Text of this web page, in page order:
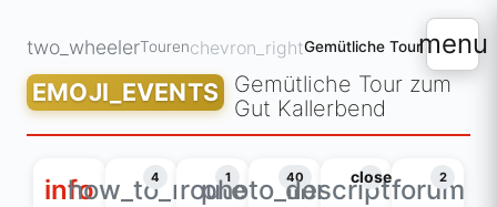
menu
two_wheelerTourenchevron_rightGemütliche Tour zum Gut
EMOJI_EVENTS
Gemütliche Tour zum
Gut Kallerbend
infohow_to_reg
4 route
1
photo_library
40
description
closeforum
2